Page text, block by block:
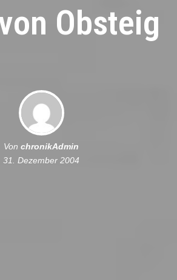
Obsteig
Von chronikAdmin
31. Dezember 2004